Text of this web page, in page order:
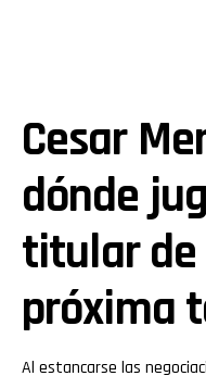
Cesar
dónde
titular de
próxima
Al estancarse las